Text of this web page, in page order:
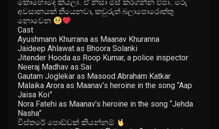
කොහොමද කියලා.. ඒ නිසා මිස් කරගන්න එපා.. මරු
අවසානයක් තියෙනවා, කවුරුත් බලාපොරොත්තු
නොවෙන
Cast
Ayushmann Khurrana as Maanav Khuranna
Jaideep Ahlawat as Bhoora Solanki
Jitender Hooda as Roop Kumar, a police inspector
Neeraj Madhav as Sai
Gautam Joglekar as Masood Abraham Katkar
Malaika Arora as Maanav’s heroine in the song “Aap
Jaisa Koi”
Nora Fatehi as Maanav’s heroine in the song “Jehda
Nasha”
විස්තරේ පොඩ්ඩක් කියන්නම්